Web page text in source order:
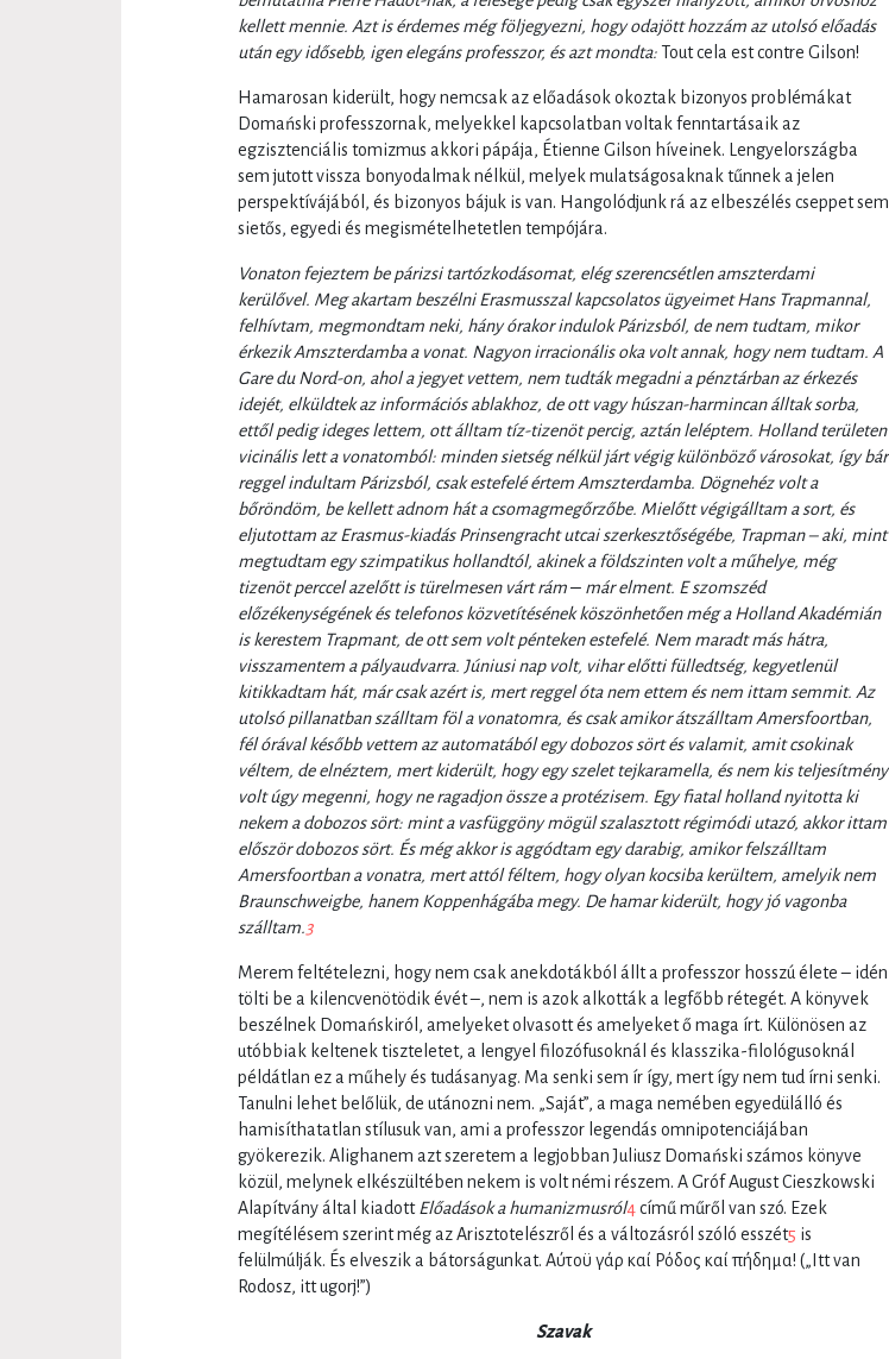
kellett mennie. Azt is érdemes még följegyezni, hogy odajött hozzám az utolsó előadás
után egy idősebb, igen elegáns professzor, és azt mondta:Tout cela est contre Gilson!
Hamarosan kiderült, hogy nemcsak az előadások okoztak bizonyos problémákat
Domański professzornak, melyekkel kapcsolatban voltak fenntartásaik az
egzisztenciális tomizmus akkori pápája, Étienne Gilson híveinek. Lengyelországba
sem jutott vissza bonyodalmak nélkül, melyek mulatságosaknak tűnnek a jelen
perspektívájából, és bizonyos bájuk is van. Hangolódjunk rá az elbeszélés cseppet sem
sietős, egyedi és megismételhetetlen tempójára.
Vonaton fejeztem be párizsi tartózkodásomat, elég szerencsétlen amszterdami
kerülővel. Meg akartam beszélni Erasmusszal kapcsolatos ügyeimet Hans Trapmannal,
felhívtam, megmondtam neki, hány órakor indulok Párizsból, de nem tudtam, mikor
érkezik Amszterdamba a vonat. Nagyon irracionális oka volt annak, hogy nem tudtam. A
Gare du Nord-on, ahol a jegyet vettem, nem tudták megadni a pénztárban az érkezés
idejét, elküldtek az információs ablakhoz, de ott vagy húszan-harmincan álltak sorba,
ettől pedig ideges lettem, ott álltam tíz-tizenöt percig, aztán leléptem. Holland területen
vicinális lett a vonatomból: minden sietség nélkül járt végig különböző városokat, így bár
reggel indultam Párizsból, csak estefelé értem Amszterdamba. Dögnehéz volt a
bőröndöm, be kellett adnom hát a csomagmegőrzőbe. Mielőtt végigálltam a sort, és
eljutottam az Erasmus-kiadás Prinsengracht utcai szerkesztőségébe, Trapman – aki, mint
megtudtam egy szimpatikus hollandtól, akinek a földszinten volt a műhelye, még
tizenöt perccel azelőtt is türelmesen várt rám‒ már elment. E szomszéd
előzékenységének és telefonos közvetítésének köszönhetően még a Holland Akadémián
is kerestem Trapmant, de ott sem volt pénteken estefelé. Nem maradt más hátra,
visszamentem a pályaudvarra. Júniusi nap volt, vihar előtti fülledtség, kegyetlenül
kitikkadtam hát, már csak azért is, mert reggel óta nem ettem és nem ittam semmit. Az
utolsó pillanatban szálltam föl a vonatomra, és csak amikor átszálltam Amersfoortban,
fél órával később vettem az automatából egy dobozos sört és valamit, amit csokinak
véltem, de elnéztem, mert kiderült, hogy egy szelet tejkaramella, és nem kis teljesítmény
volt úgy megenni, hogy ne ragadjon össze a protézisem. Egy fiatal holland nyitotta ki
nekem a dobozos sört: mint a vasfüggöny mögül szalasztott régimódi utazó, akkor ittam
először dobozos sört. És még akkor is aggódtam egy darabig, amikor felszálltam
Amersfoortban a vonatra, mert attól féltem, hogy olyan kocsiba kerültem, amelyik nem
Braunschweigbe, hanem Koppenhágába megy. De hamar kiderült, hogy jó vagonba
szálltam.3
Merem feltételezni, hogy nem csak anekdotákból állt a professzor hosszú élete – idén
tölti be a kilencvenötödik évét –, nem is azok alkották a legfőbb rétegét. A könyvek
beszélnek Domańskiról, amelyeket olvasott és amelyeket ő maga írt. Különösen az
utóbbiak keltenek tiszteletet, a lengyel filozófusoknál és klasszika-filológusoknál
példátlan ez a műhely és tudásanyag. Ma senki sem ír így, mert így nem tud írni senki.
Tanulni lehet belőlük, de utánozni nem. „Saját”, a maga nemében egyedülálló és
hamisíthatatlan stílusuk van, ami a professzor legendás omnipotenciájában
gyökerezik. Alighanem azt szeretem a legjobban Juliusz Domański számos könyve
közül, melynek elkészültében nekem is volt némi részem. A Gróf August Cieszkowski
Alapítvány által kiadottElőadások a humanizmusról4című műről van szó. Ezek
megítélésem szerint még az Arisztotelészről és a változásról szóló esszét5 is
felülmúlják. És elveszik a bátorságunkat. Αύτοϋ γάρ καί Ρόδος καί πήδημα! („Itt van
Rodosz, itt ugorj!”)
Szavak